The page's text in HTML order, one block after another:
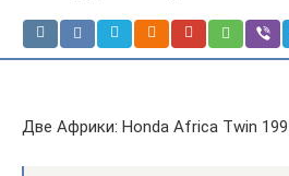
Две Африки: Honda Africa Twin